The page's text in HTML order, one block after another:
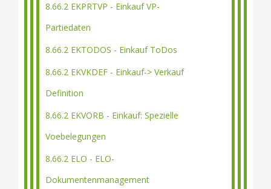
8.66.2 EKPRTVP - Einkauf VP-
Partiedaten
8.66.2 EKTODOS - Einkauf ToDos
8.66.2 EKVKDEF - Einkauf-> Verkauf
Definition
8.66.2 EKVORB - Einkauf: Spezielle
Voebelegungen
8.66.2 ELO - ELO-
Dokumentenmanagement